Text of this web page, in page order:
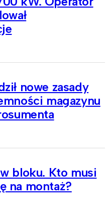
nowe zasady
magazynu
bloku. Kto musi
na montaż?